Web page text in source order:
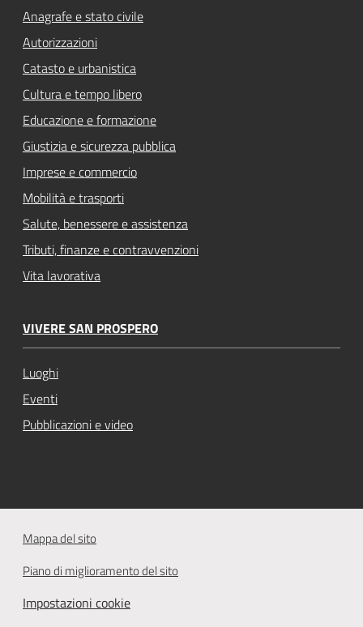
Anagrafe e stato civile
Autorizzazioni
Catasto e urbanistica
Cultura e tempo libero
Educazione e formazione
Giustizia e sicurezza pubblica
Imprese e commercio
Mobilità e trasporti
Salute, benessere e assistenza
Tributi, finanze e contravvenzioni
Vita lavorativa
VIVERE SAN PROSPERO
Luoghi
Eventi
Pubblicazioni e video
Mappa del sito
Piano di miglioramento del sito
Impostazioni cookie